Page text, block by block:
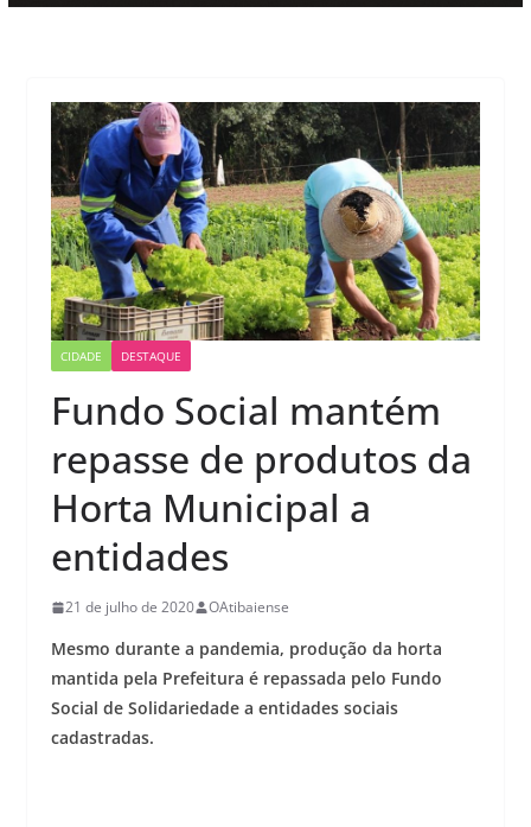
CIDADE DESTAQUE
Fundo Social mantém
repasse de produtos da
Horta Municipal a
entidades
21 de julho de 2020 OAtibaiense
Mesmo durante a pandemia, produção da horta
mantida pela Prefeitura é repassada pelo Fundo
Social de Solidariedade a entidades sociais
cadastradas.